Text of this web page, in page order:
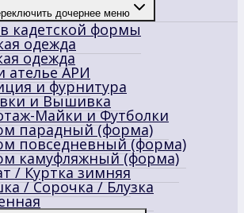
дочернее меню
кадетской формы
одежда
одежда
ателье АРИ
и фурнитура
и Вышивка
Майки и Футболки
парадный (форма)
повседневный (форма)
камуфляжный (форма)
/ Куртка зимняя
/ Сорочка / Блузка